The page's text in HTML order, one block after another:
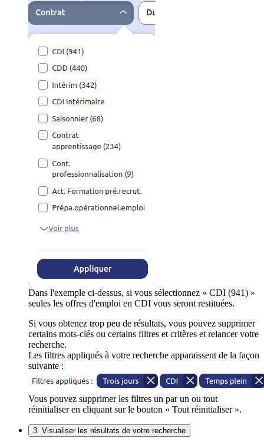
Dans l'exemple ci-dessus, si vous sélectionnez « CDI (941) »
seules les offres d'emploi en CDI vous seront restituées.
Si vous obtenez trop peu de résultats, vous pouvez supprimer
certains mots-clés ou certains filtres et critères et relancer votre
recherche.
Les filtres appliqués à votre recherche apparaissent de la façon
suivante :
Vous pouvez supprimer les filtres un par un ou tout
réinitialiser en cliquant sur le bouton « Tout réinitialiser ».
3. Visualiser les résultats de votre recherche